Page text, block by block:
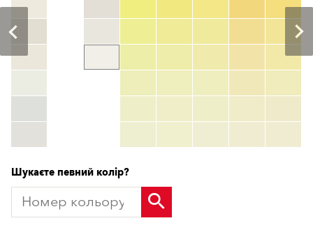
Номер кольору
color_name
HEX:hex_code
TSR:tsr_code
Детальніше
Шукаєте певний колір?